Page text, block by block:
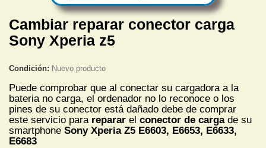
Cambiar reparar conector carga
Sony Xperia z5
Condición: Nuevo producto
Puede comprobar que al conectar su cargadora a la
bateria no carga, el ordenador no lo reconoce o los
pines de su conector está dañado debe de comprar
este servicio para reparar el conector de cargade su
smartphone Sony Xperia Z5 E6603, E6653, E6633,
E6683